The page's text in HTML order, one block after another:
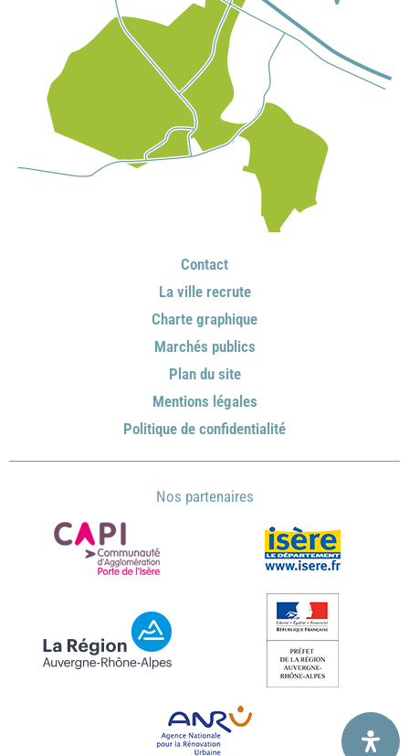
Contact
La ville recrute
Charte graphique
Marchés publics
Plan du site
Mentions légales
Politique de confidentialité
Nos partenaires